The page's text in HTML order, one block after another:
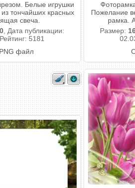
Белые игрушки
тончайших красных
свеча.
, Дата публикации:
5181
файл
Пожелание
рамка.
Размер: